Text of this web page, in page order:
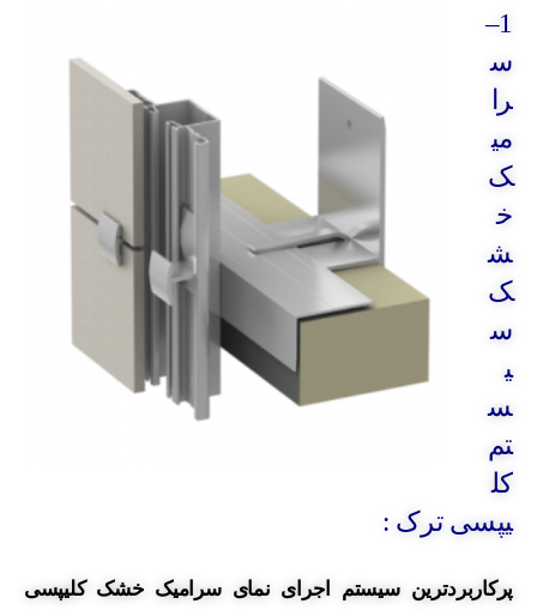
1
–
س
را
می
ک
خ
ش
ک
س
ی
س
تم
کل
یپسی ترک :
پرکاربردترین سیستم اجرای نمای سرامیک خشک کلیپسی